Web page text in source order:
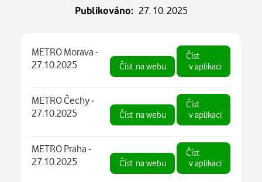
Publikováno: 27. 10. 2025
METRO Morava -
27.10.2025
Čístna webu
Číst
v aplikaci
METRO Čechy -
27.10.2025
Čístna webu
Číst
v aplikaci
METRO Praha -
27.10.2025
Čístna webu
Číst
v aplikaci